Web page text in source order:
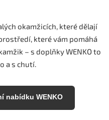
okamžicích, které dělají
které vám pomáhá
– s doplňky WENKO to
a s chutí.
nabídku WENKO